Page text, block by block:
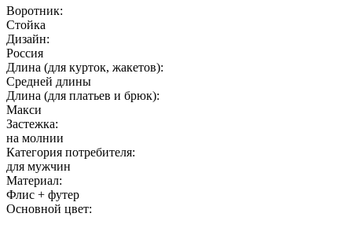
Воротник:
Стойка
Дизайн:
Россия
Длина (для курток, жакетов):
Средней длины
Длина (для платьев и брюк):
Макси
Застежка:
на молнии
Категория потребителя:
для мужчин
Материал:
Флис + футер
Основной цвет: